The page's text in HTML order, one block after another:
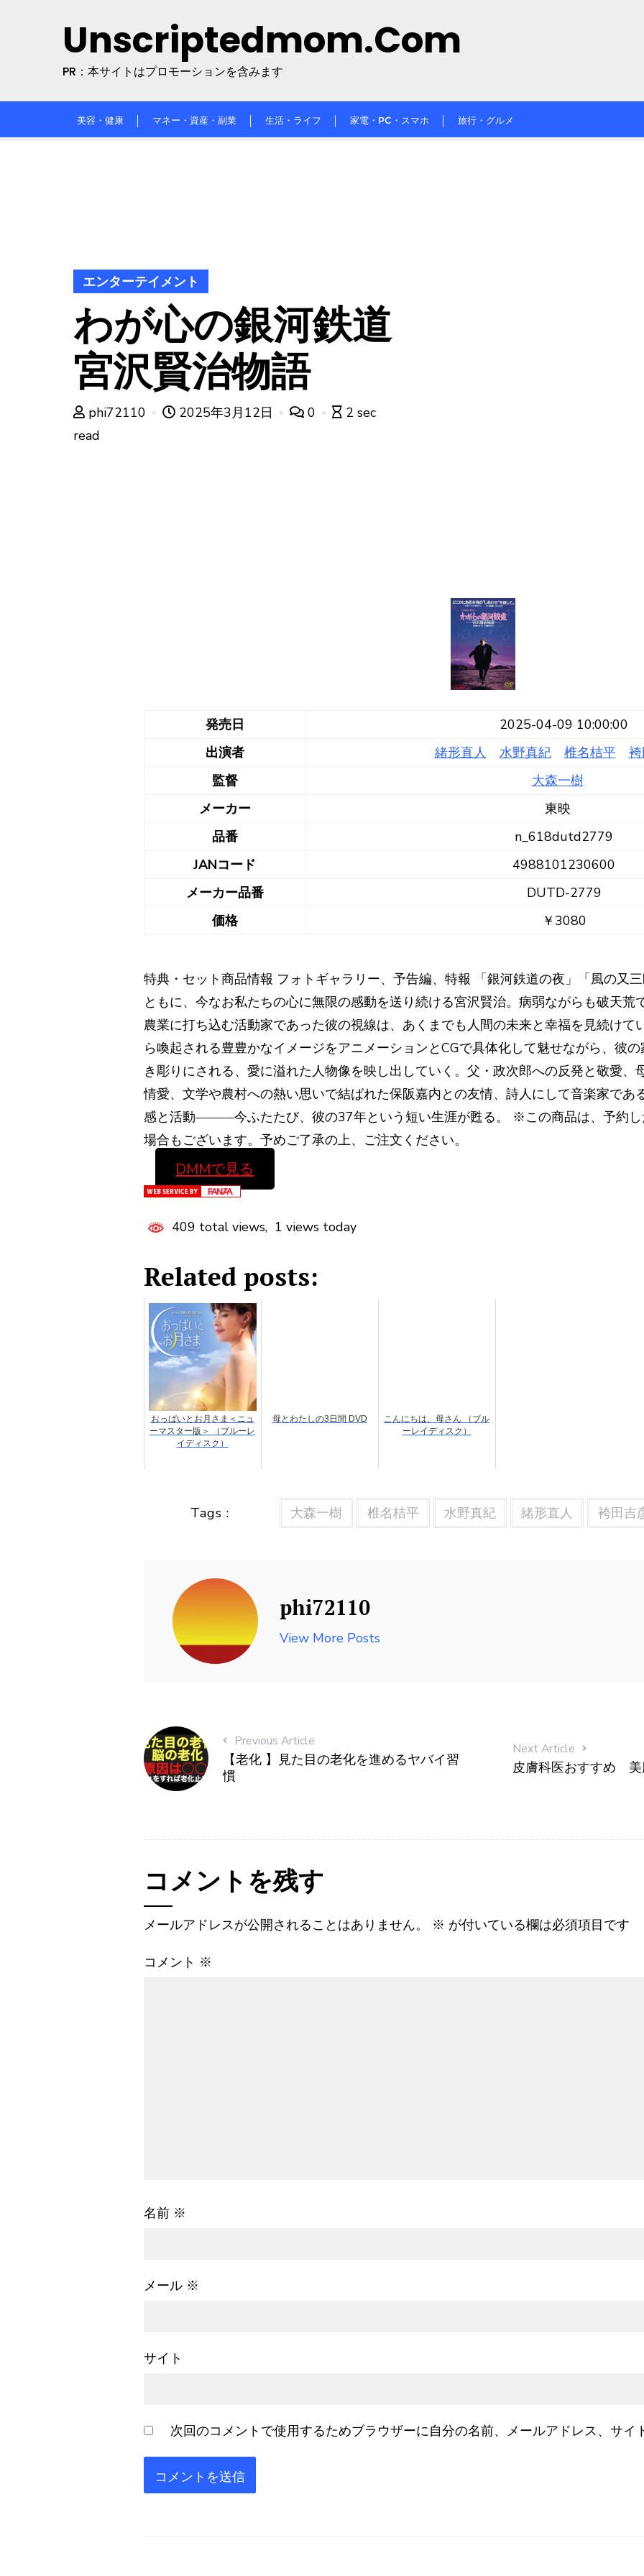
Unscriptedmom.com
PR：本サイトはプロモーションを含みます
美容・健康 マネー・資産・副業 生活・ライフ 家電・PC・スマホ 旅行・グルメ
エンターテイメント
わが心の銀河鉄道
宮沢賢治物語
phi72110 2025年3月12日 0
2 sec
read
発売日
2025-04-09 10:00:00
出演者
緒形直人 水野真紀 椎名桔平
監督
大森一樹
メーカー
東映
品番
n_618dutd2779
JANコード
4988101230600
メーカー品番
DUTD-2779
価格
￥3080
特典・セット商品情報 フォトギャラリー、予告編、特報 「銀河鉄道の夜」「風の
ともに、今なお私たちの心に無限の感動を送り続ける宮沢賢治。病弱ながらも破天荒
農業に打ち込む活動家であった彼の視線は、あくまでも人間の未来と幸福を見続けて
ら喚起される豊豊かなイメージをアニメーションとCGで具体化して魅せながら、彼
き彫りにされる、愛に溢れた人物像を映し出していく。父・政次郎への反発と敬愛、
情愛、文学や農村への熱い思いで結ばれた保阪嘉内との友情、詩人にして音楽家であ
感と活動―――今ふたたび、彼の37年という短い生涯が甦る。 ※この商品は、予約し
場合もございます。予めご了承の上、ご注文ください。
DMMで見る
409 total views, 1 views today
Related posts:
おっぱいとお月さま＜ニュ
ーマスター版＞ （ブルーレ
イディスク）
母とわたしの3日間 DVD
こんにちは、母さん （ブル
ーレイディスク）
Tags : 大森一樹 椎名桔平 水野真紀 緒形直人 袴田吉
phi72110
View More Posts
Previous Article
【老化 】見た目の老化を進めるヤバイ習
慣
Next Article
皮膚科医おすすめ 美
コメントを残す
メールアドレスが公開されることはありません。 ※ が付いている欄は必須項目です
コメント ※
名前 ※
メール ※
サイト
次回のコメントで使用するためブラウザーに自分の名前、メールアドレス、サイ